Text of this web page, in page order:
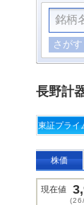
さがす
長野計
東証プライ
株価
現在値